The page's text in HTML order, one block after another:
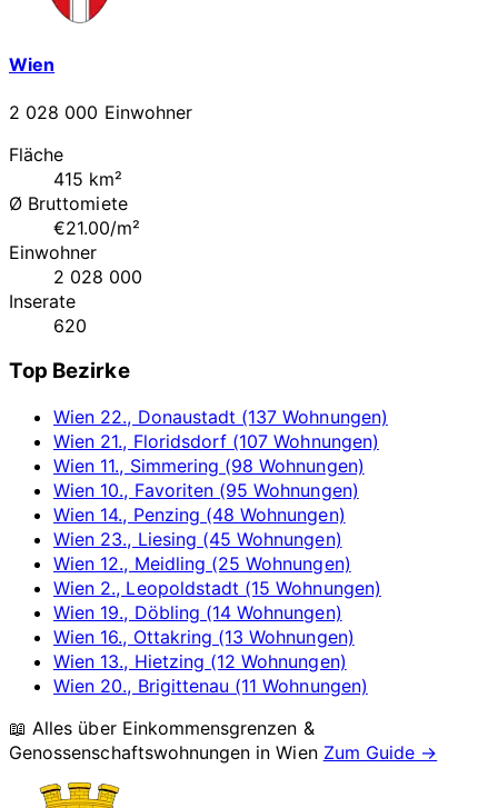
Wien
2 028 000 Einwohner
Fläche
415 km²
Ø Bruttomiete
€21.00/m²
Einwohner
2 028 000
Inserate
620
Top Bezirke
Wien 22., Donaustadt (137 Wohnungen)
Wien 21., Floridsdorf (107 Wohnungen)
Wien 11., Simmering (98 Wohnungen)
Wien 10., Favoriten (95 Wohnungen)
Wien 14., Penzing (48 Wohnungen)
Wien 23., Liesing (45 Wohnungen)
Wien 12., Meidling (25 Wohnungen)
Wien 2., Leopoldstadt (15 Wohnungen)
Wien 19., Döbling (14 Wohnungen)
Wien 16., Ottakring (13 Wohnungen)
Wien 13., Hietzing (12 Wohnungen)
Wien 20., Brigittenau (11 Wohnungen)
📖 Alles über Einkommensgrenzen &
Genossenschaftswohnungen inWien Zum Guide →